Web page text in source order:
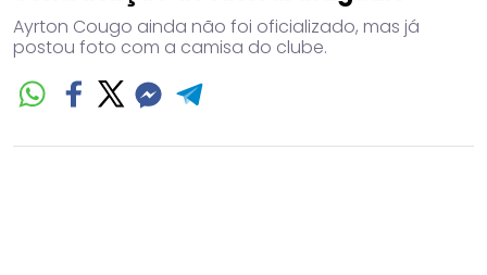
Ayrton Cougo ainda não foi oficializado, mas já
postou foto com a camisa do clube.